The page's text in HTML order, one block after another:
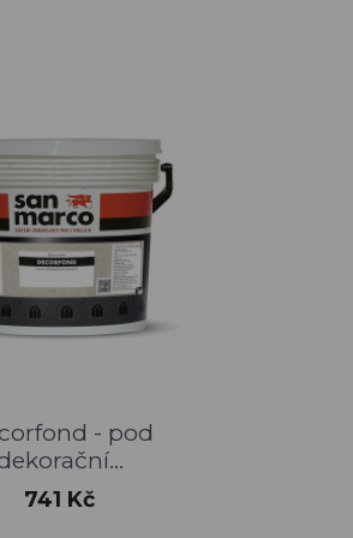
Rychlý náhled- pod
Cena
741 Kč